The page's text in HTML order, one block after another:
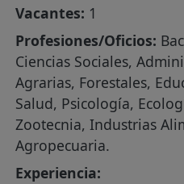
Vacantes: 1
Profesiones/Oficios:
Ciencias Sociales,
Agrarias, Forestales,
Salud, Psicología,
Zootecnia, Industrias
Agropecuaria.
Experiencia: